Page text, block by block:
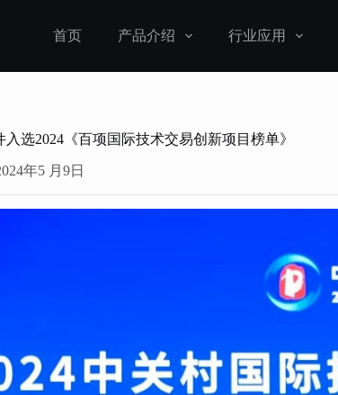
首页 产品介绍 行业应用
入选2024《百项国际技术交易创新项目榜单》
年5 月9日